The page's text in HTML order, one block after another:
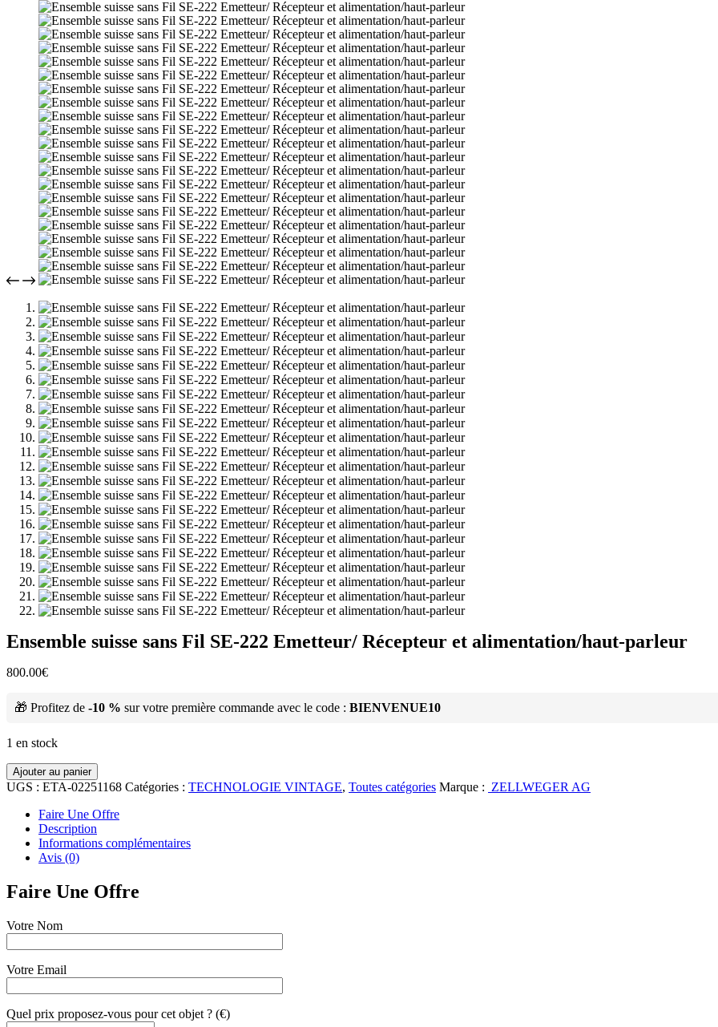
Ensemble suisse sans Fil SE-222 Emetteur/ Récepteur et alimentation/haut-parleur
800.00€
🎁 Profitez de -10 % sur votre première commande avec le code : BIENVENUE10
1 en stock
Ajouter au panier
UGS : ETA-02251168 Catégories : TECHNOLOGIE VINTAGE, Toutes catégories Marque : ZELLWEGER AG
Faire Une Offre
Description
Informations complémentaires
Avis (0)
Faire Une Offre
Votre Nom
Votre Email
Quel prix proposez-vous pour cet objet ? (€)